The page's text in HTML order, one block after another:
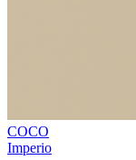
COCO
Imperio